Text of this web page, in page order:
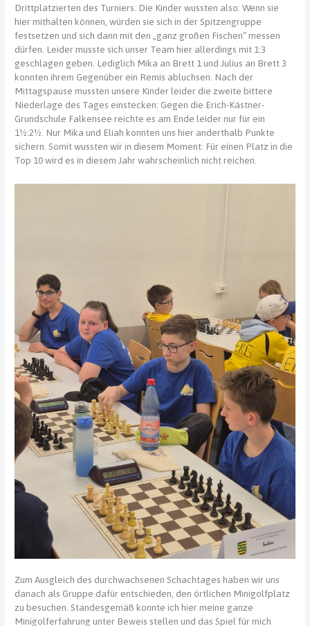
Drittplatzierten des Turniers. Die Kinder wussten also: Wenn sie
hier mithalten können, würden sie sich in der Spitzengruppe
festsetzen und sich dann mit den „ganz großen Fischen“ messen
dürfen. Leider musste sich unser Team hier allerdings mit 1:3
geschlagen geben. Lediglich Mika an Brett 1 und Julius an Brett 3
konnten ihrem Gegenüber ein Remis abluchsen. Nach der
Mittagspause mussten unsere Kinder leider die zweite bittere
Niederlage des Tages einstecken: Gegen die Erich-Kästner-
Grundschule Falkensee reichte es am Ende leider nur für ein
1½:2½. Nur Mika und Eliah konnten uns hier anderthalb Punkte
sichern. Somit wussten wir in diesem Moment: Für einen Platz in die
Top 10 wird es in diesem Jahr wahrscheinlich nicht reichen.
Zum Ausgleich des durchwachsenen Schachtages haben wir uns
danach als Gruppe dafür entschieden, den örtlichen Minigolfplatz
zu besuchen. Standesgemäß konnte ich hier meine ganze
Minigolferfahrung unter Beweis stellen und das Spiel für mich